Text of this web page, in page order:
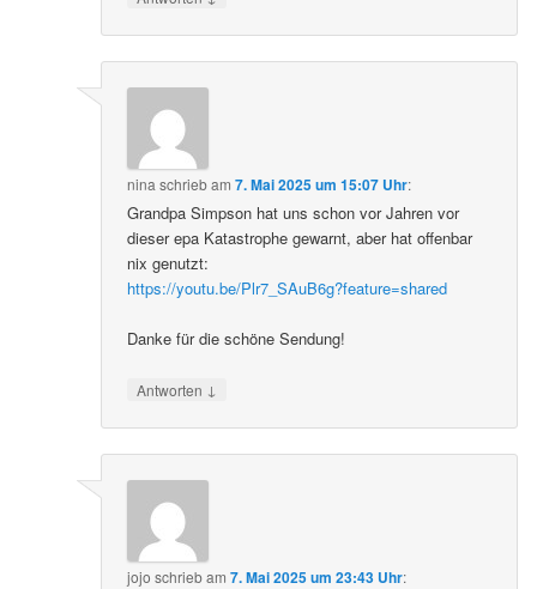
nina schriebam7. Mai 2025 um 15:07 Uhr:
Grandpa Simpson hat uns schon vor Jahren vor
dieser epa Katastrophe gewarnt, aber hat offenbar
nix genutzt:
https://youtu.be/Plr7_SAuB6g?feature=shared
Danke für die schöne Sendung!
Antworten ↓
jojo schriebam7. Mai 2025 um 23:43 Uhr: